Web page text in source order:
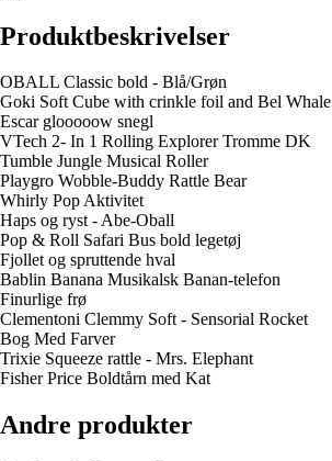
Produktbeskrivelser
OBALL Classic bold - Blå/Grøn
Goki Soft Cube with crinkle foil and Bel Whale
Escar glooooow snegl
VTech 2- In 1 Rolling Explorer Tromme DK
Tumble Jungle Musical Roller
Playgro Wobble-Buddy Rattle Bear
Whirly Pop Aktivitet
Haps og ryst - Abe-Oball
Pop & Roll Safari Bus bold legetøj
Fjollet og spruttende hval
Bablin Banana Musikalsk Banan-telefon
Finurlige frø
Clementoni Clemmy Soft - Sensorial Rocket
Bog Med Farver
Trixie Squeeze rattle - Mrs. Elephant
Fisher Price Boldtårn med Kat
Andre produkter